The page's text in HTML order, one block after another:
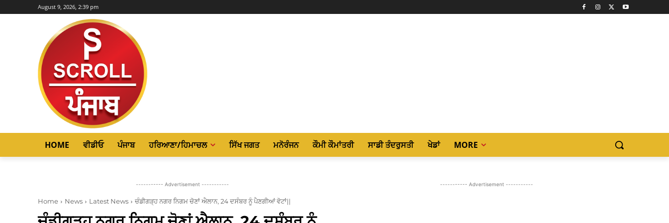
August 9, 2026, 2:39 pm
HOME ਵੀਡੀਓ ਪੰਜਾਬ ਹਰਿਆਣਾ/ਹਿਮਾਚਲ ਸਿੱਖ ਜਗਤ ਮਨੋਰੰਜਨ ਕੌਮੀ ਕੌਮਾਂਤਰੀ ਸਾਡੀ ਤੰਦਰੁਸਤੀ ਖੇਡਾਂ MORE
----------- Advertisement -----------
Home News Latest News ਚੰਡੀਗੜ੍ਹ ਨਗਰ ਨਿਗਮ ਚੋਣਾਂ ਐਲਾਨ, 24 ਦਸੰਬਰ ਨੂੰ ਪੈਣਗੀਆਂ ਵੋਟਾਂ||
----------- Advertisement -----------